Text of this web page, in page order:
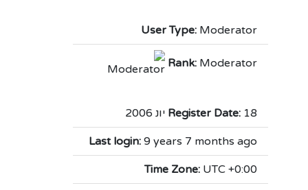
User Type: Moderator
Rank: Moderator
Register Date: 18 יונ 2006
Last login: 9 years 7 months ago
Time Zone: UTC +0:00